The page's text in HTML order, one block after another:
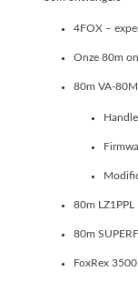
4FOX –
Onze 80m
80m VA-
80m LZ1PPL
80m
FoxRex